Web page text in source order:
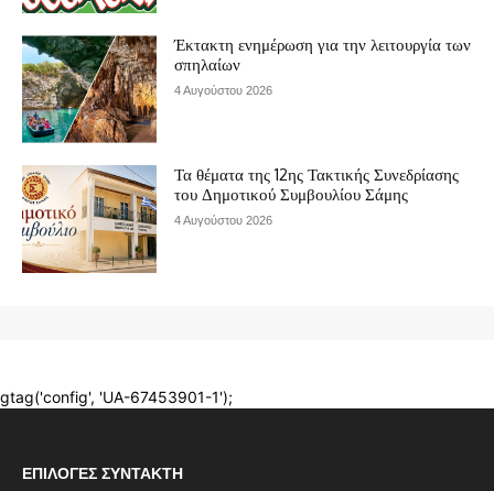
ΕΠΙΛΟΓΈΣ ΣΥΝΤΆΚΤΗ